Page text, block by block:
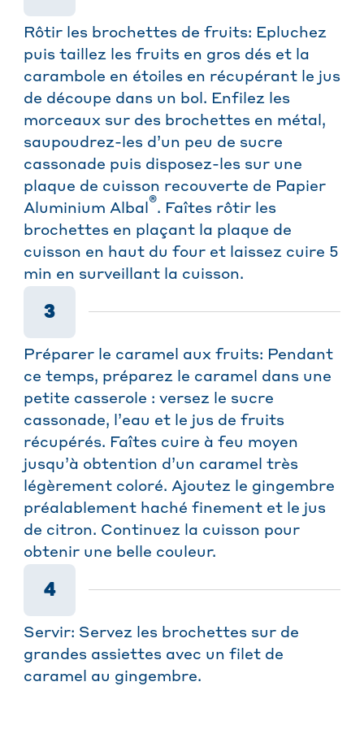
Rôtir les brochettes de fruits: Epluchez
puis taillez les fruits en gros dés et la
carambole en étoiles en récupérant le jus
de découpe dans un bol. Enfilez les
morceaux sur des brochettes en métal,
saupoudrez-les d’un peu de sucre
cassonade puis disposez-les sur une
plaque de cuisson recouverte de Papier
Aluminium Albal ®. Faîtes rôtir les
brochettes en plaçant la plaque de
cuisson en haut du four et laissez cuire 5
min en surveillant la cuisson.
3
Préparer le caramel aux fruits: Pendant
ce temps, préparez le caramel dans une
petite casserole : versez le sucre
cassonade, l’eau et le jus de fruits
récupérés. Faîtes cuire à feu moyen
jusqu’à obtention d’un caramel très
légèrement coloré. Ajoutez le gingembre
préalablement haché finement et le jus
de citron. Continuez la cuisson pour
obtenir une belle couleur.
4
Servir: Servez les brochettes sur de
grandes assiettes avec un filet de
caramel au gingembre.